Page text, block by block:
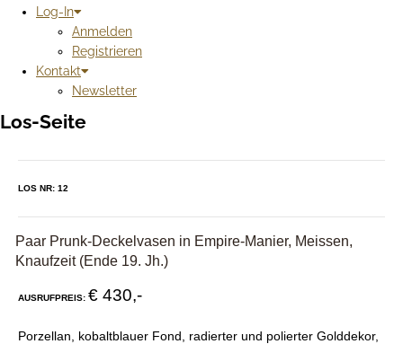
Log-In
Anmelden
Registrieren
Kontakt
Newsletter
Los-Seite
LOS NR: 12
Paar Prunk-Deckelvasen in Empire-Manier, Meissen,
Knaufzeit (Ende 19. Jh.)
AUSRUFPREIS: € 430,-
Porzellan, kobaltblauer Fond, radierter und polierter Golddekor,